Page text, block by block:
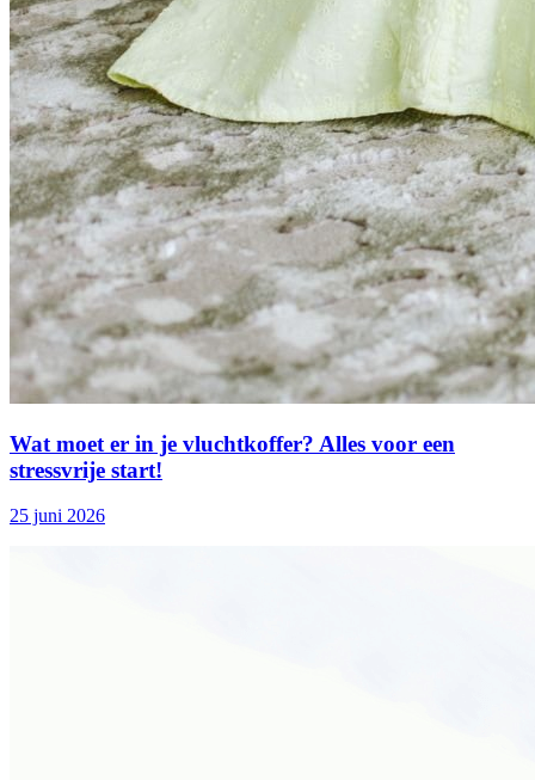
Wat moet er in je vluchtkoffer? Alles voor een
stressvrije start!
25 juni 2026